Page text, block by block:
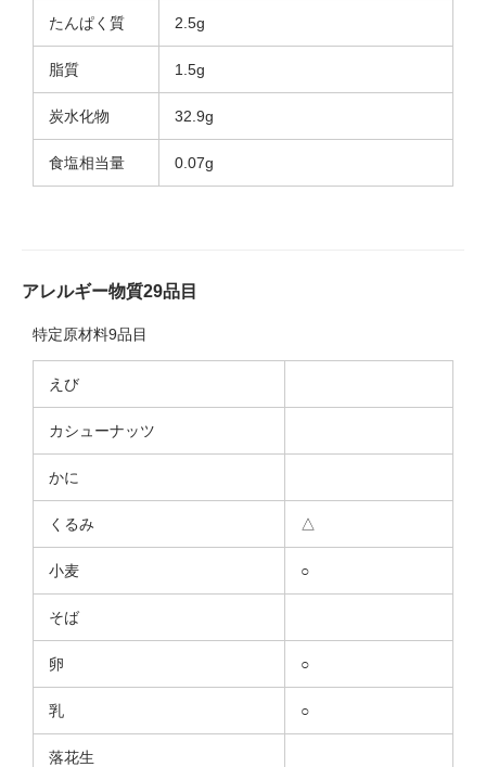
たんぱく質 2.5g
脂質 1.5g
炭水化物 32.9g
食塩相当量 0.07g
アレルギー物質29品目
特定原材料9品目
えび
カシューナッツ
かに
くるみ △
小麦 ○
そば
卵 ○
乳 ○
落花生